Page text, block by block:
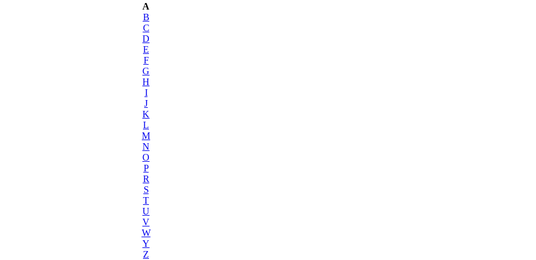
A
B
C
D
E
F
G
H
I
J
K
L
M
N
O
P
R
S
T
U
V
W
Y
Z